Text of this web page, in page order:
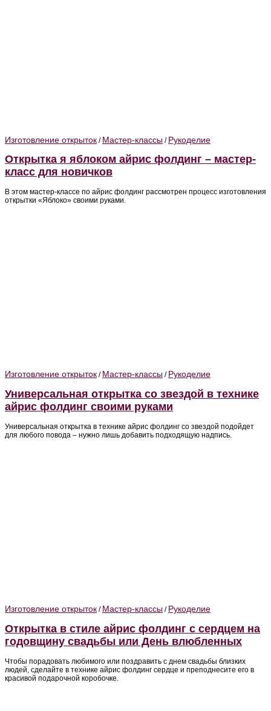
Изготовление открыток / Мастер-классы / Рукоделие
Открытка я яблоком айрис фолдинг – мастер-
класс для новичков
В этом мастер-классе по айрис фолдинг рассмотрен процесс изготовления
открытки «Яблоко» своими руками.
Изготовление открыток / Мастер-классы / Рукоделие
Универсальная открытка со звездой в технике
айрис фолдинг своими руками
Универсальная открытка в технике айрис фолдинг со звездой подойдет
для любого повода – нужно лишь добавить подходящую надпись.
Изготовление открыток / Мастер-классы / Рукоделие
Открытка в стиле айрис фолдинг с сердцем на
годовщину свадьбы или День влюбленных
Чтобы порадовать любимого или поздравить с днем свадьбы близких
людей, сделайте в технике айрис фолдинг сердце и преподнесите его в
красивой подарочной коробочке.